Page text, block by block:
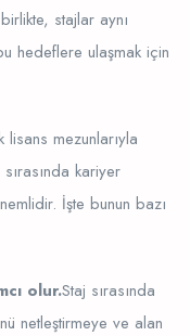
stajlar aynı
hedeflere ulaşmak için
mezunlarıyla
kariyer
İşte bunun bazı
olur.Staj sırasında
netleştirmeye ve alan